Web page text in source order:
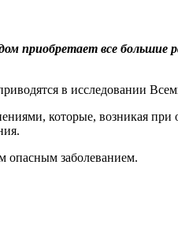
все большие
в исследовании
которые, возникая при
опасным заболеванием.